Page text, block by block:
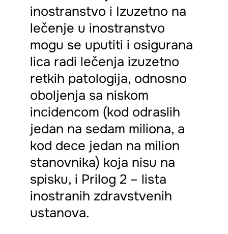
inostranstvo i Izuzetno na
lečenje u inostranstvo
mogu se uputiti i osigurana
lica radi lečenja izuzetno
retkih patologija, odnosno
oboljenja sa niskom
incidencom (kod odraslih
jedan na sedam miliona, a
kod dece jedan na milion
stanovnika) koja nisu na
spisku, i Prilog 2 – lista
inostranih zdravstvenih
ustanova.